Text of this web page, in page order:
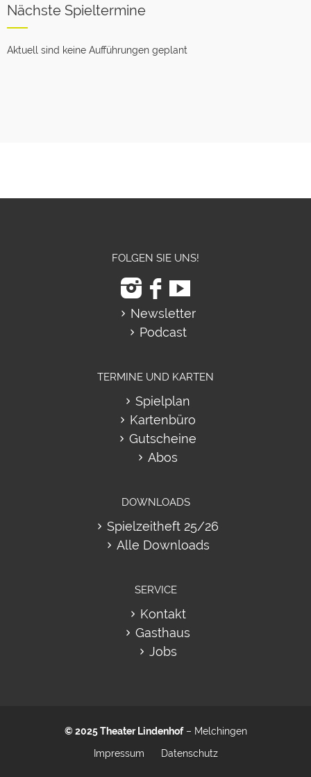
Nächste Spieltermine
Aktuell sind keine Aufführungen geplant
FOLGEN SIE UNS!
Newsletter
Podcast
TERMINE UND KARTEN
Spielplan
Kartenbüro
Gutscheine
Abos
DOWNLOADS
Spielzeitheft 25/26
Alle Downloads
SERVICE
Kontakt
Gasthaus
Jobs
© 2025Theater Lindenhof– Melchingen
Impressum
Datenschutz